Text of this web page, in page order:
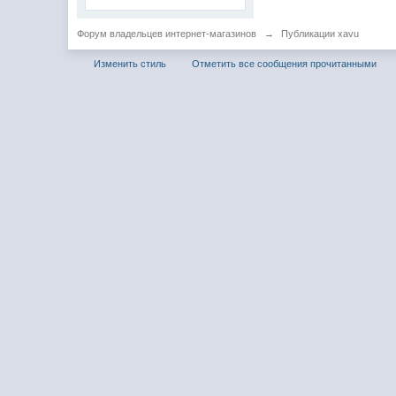
Форум владельцев интернет-магазинов → Публикации xavu
Изменить стиль Отметить все сообщения прочитанными